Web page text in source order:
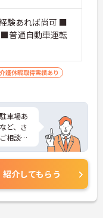
験あれば尚可 ■
普通自動車運転
護休暇取得実績あり
車場あ
ど、さ
相談く
紹介してもらう